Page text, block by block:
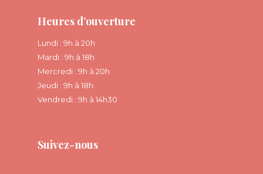
Heures d’ouverture
Lundi : 9h à 20h
Mardi : 9h à 18h
Mercredi : 9h à 20h
Jeudi : 9h à 18h
Vendredi : 9h à 14h30
Suivez-nous